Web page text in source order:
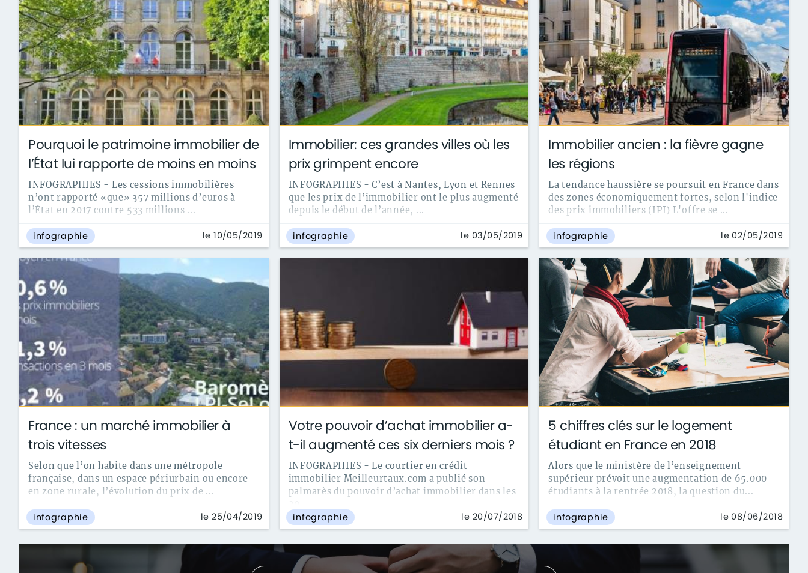
Pourquoi le patrimoine immobilier de
l’État lui rapporte de moins en moins
INFOGRAPHIES - Les cessions immobilières
n’ont rapporté «que» 357 millions d’euros à
l’État en 2017 contre 533 millions ...
infographie le 10/05/2019
Immobilier: ces grandes villes où les
prix grimpent encore
INFOGRAPHIES - C’est à Nantes, Lyon et Rennes
que les prix de l’immobilier ont le plus augmenté
depuis le début de l’année, ...
infographie le 03/05/2019
Immobilier ancien : la fièvre gagne
les régions
La tendance haussière se poursuit en France dans
des zones économiquement fortes, selon l'indice
des prix immobiliers (IPI) L'offre se ...
infographie le 02/05/2019
France : un marché immobilier à
trois vitesses
Selon que l’on habite dans une métropole
française, dans un espace périurbain ou encore
en zone rurale, l’évolution du prix de ...
infographie le 25/04/2019
Votre pouvoir d’achat immobilier a-
t-il augmenté ces six derniers mois ?
INFOGRAPHIES - Le courtier en crédit
immobilier Meilleurtaux.com a publié son
palmarès du pouvoir d’achat immobilier dans les
infographie le 20/07/2018
5 chiffres clés sur le logement
étudiant en France en 2018
Alors que le ministère de l’enseignement
supérieur prévoit une augmentation de 65.000
étudiants à la rentrée 2018, la question du...
infographie le 08/06/2018